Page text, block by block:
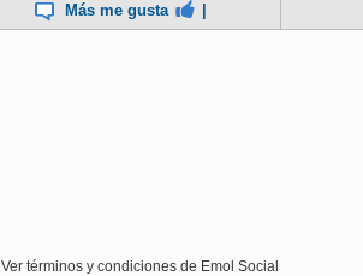
Más me gusta
Ver términos y condiciones de Emol Social